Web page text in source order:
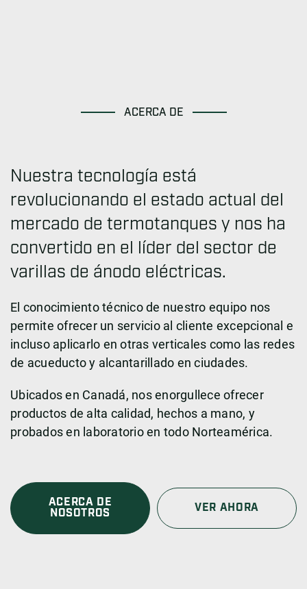
ACERCA DE
Nuestra tecnología está
revolucionando el estado actual del
mercado de termotanques y nos ha
convertido en el líder del sector de
varillas de ánodo eléctricas.
El conocimiento técnico de nuestro equipo nos
permite ofrecer un servicio al cliente excepcional e
incluso aplicarlo en otras verticales como las redes
de acueducto y alcantarillado en ciudades.
Ubicados en Canadá, nos enorgullece ofrecer
productos de alta calidad, hechos a mano, y
probados en laboratorio en todo Norteamérica.
ACERCA DE
NOSOTROS VER AHORA